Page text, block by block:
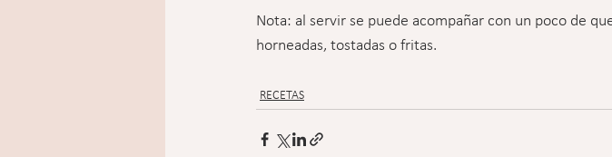
Nota: al servir se puede acompañar con un poco de
horneadas, tostadas o fritas.
RECETAS